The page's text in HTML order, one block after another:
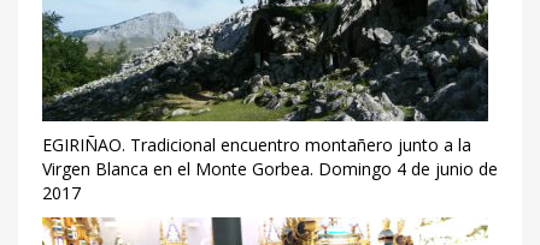
EGIRIÑAO. Tradicional encuentro montañero junto a la
Virgen Blanca en el Monte Gorbea. Domingo 4 de junio de
2017